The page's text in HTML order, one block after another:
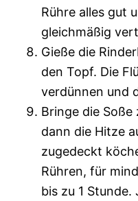
Rühre alles gut
gleichmäßig
Gieße die
den Topf. Die
verdünnen und
Bringe die
dann die Hitze
zugedeckt
Rühren, für
bis zu 1